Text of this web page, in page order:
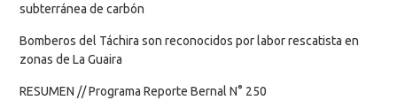
subterránea de carbón
Bomberos del Táchira son reconocidos por labor rescatista en
zonas de La Guaira
RESUMEN // Programa Reporte Bernal N° 250